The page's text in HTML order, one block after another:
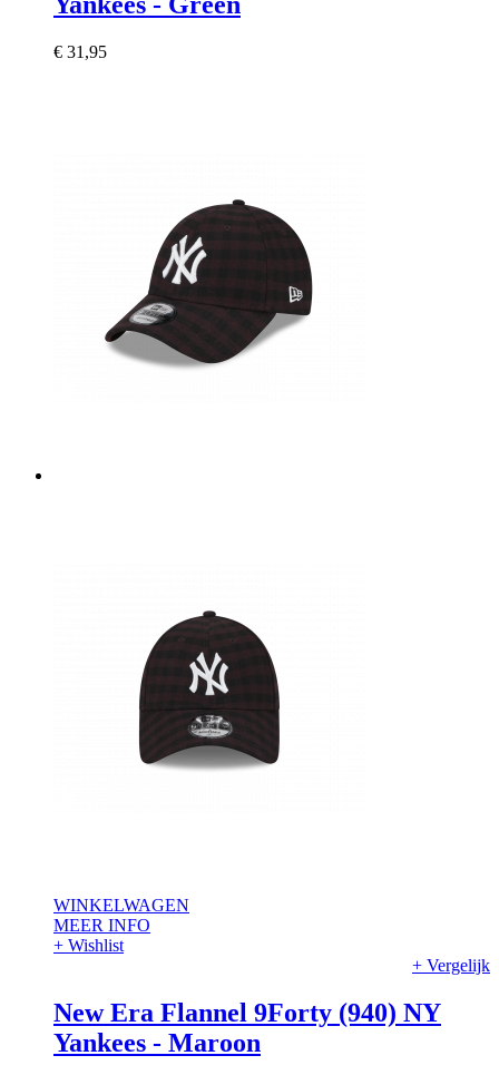
€ 31,95
WINKELWAGEN
MEER INFO
+ Wishlist
+ Vergelijk
New Era Flannel 9Forty (940) NY
Yankees - Maroon